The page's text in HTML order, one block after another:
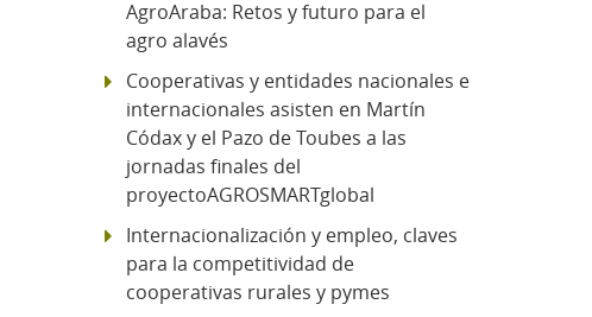
AgroAraba: Retos y futuro para el
agro alavés
Cooperativas y entidades nacionales e
internacionales asisten en Martín
Códax y el Pazo de Toubes a las
jornadas finales del
proyectoAGROSMARTglobal
Internacionalización y empleo, claves
para la competitividad de
cooperativas rurales y pymes